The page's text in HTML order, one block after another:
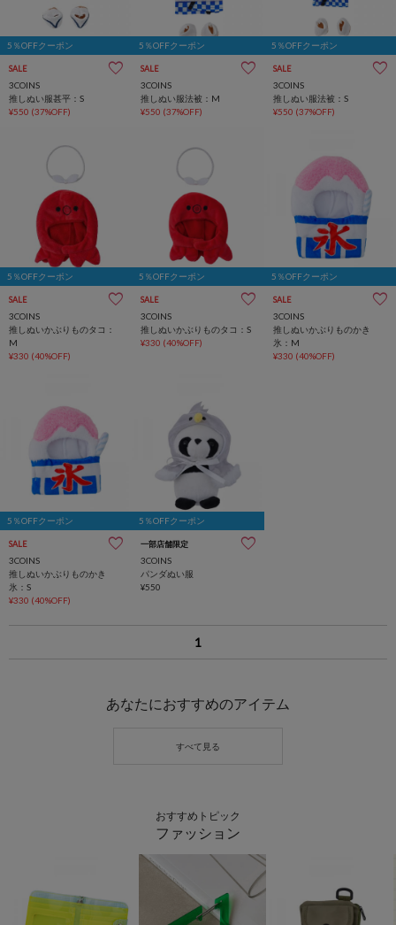
5％OFFクーポン
SALE
3COINS
推しぬい服甚平：S
¥550 (37%OFF)
5％OFFクーポン
SALE
3COINS
推しぬい服法被：M
¥550 (37%OFF)
5％OFFクーポン
SALE
3COINS
推しぬい服法被：S
¥550 (37%OFF)
5％OFFクーポン
SALE
3COINS
推しぬいかぶりものタコ：
M
¥330 (40%OFF)
5％OFFクーポン
SALE
3COINS
推しぬいかぶりものタコ：S
¥330 (40%OFF)
5％OFFクーポン
SALE
3COINS
推しぬいかぶりものかき
氷：M
¥330 (40%OFF)
5％OFFクーポン
SALE
3COINS
推しぬいかぶりものかき
氷：S
¥330 (40%OFF)
5％OFFクーポン
一部店舗限定
3COINS
パンダぬい服
¥550
1
あなたにおすすめのアイテム
おすすめトピック
ファッション